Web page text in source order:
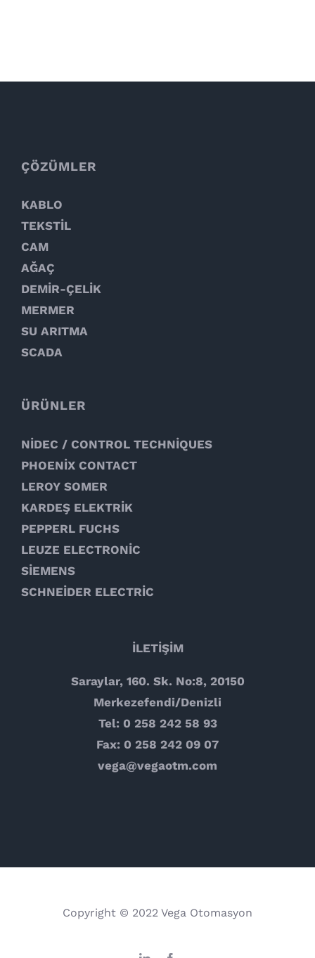
ÇÖZÜMLER
KABLO
TEKSTİL
CAM
AĞAÇ
DEMİR-ÇELİK
MERMER
SU ARITMA
SCADA
ÜRÜNLER
NİDEC / CONTROL TECHNİQUES
PHOENİX CONTACT
LEROY SOMER
KARDEŞ ELEKTRİK
PEPPERL FUCHS
LEUZE ELECTRONİC
SİEMENS
SCHNEİDER ELECTRİC
İLETİŞİM
Saraylar, 160. Sk. No:8, 20150
Merkezefendi/Denizli
Tel: 0 258 242 58 93
Fax: 0 258 242 09 07
vega@vegaotm.com
Copyright © 2022 Vega Otomasyon